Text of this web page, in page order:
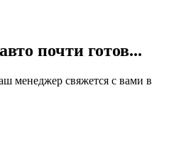
почти готов...
менеджер свяжется с вами в